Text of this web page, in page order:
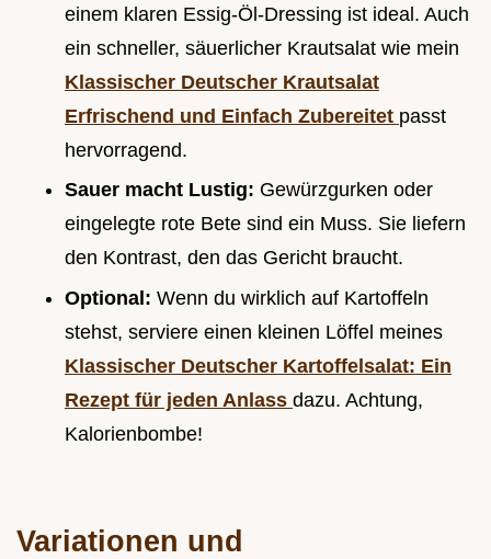
einem klaren Essig-Öl-Dressing ist ideal. Auch
ein schneller, säuerlicher Krautsalat wie mein
Klassischer Deutscher Krautsalat
Erfrischend und Einfach Zubereitet passt
hervorragend.
Sauer macht Lustig: Gewürzgurken oder
eingelegte rote Bete sind ein Muss. Sie liefern
den Kontrast, den das Gericht braucht.
Optional: Wenn du wirklich auf Kartoffeln
stehst, serviere einen kleinen Löffel meines
Klassischer Deutscher Kartoffelsalat: Ein
Rezept für jeden Anlass dazu. Achtung,
Kalorienbombe!
Variationen und